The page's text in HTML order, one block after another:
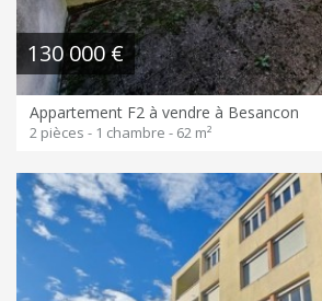
130 000 €
Appartement F2 à vendre à Besancon
2 pièces - 1 chambre - 62 m²